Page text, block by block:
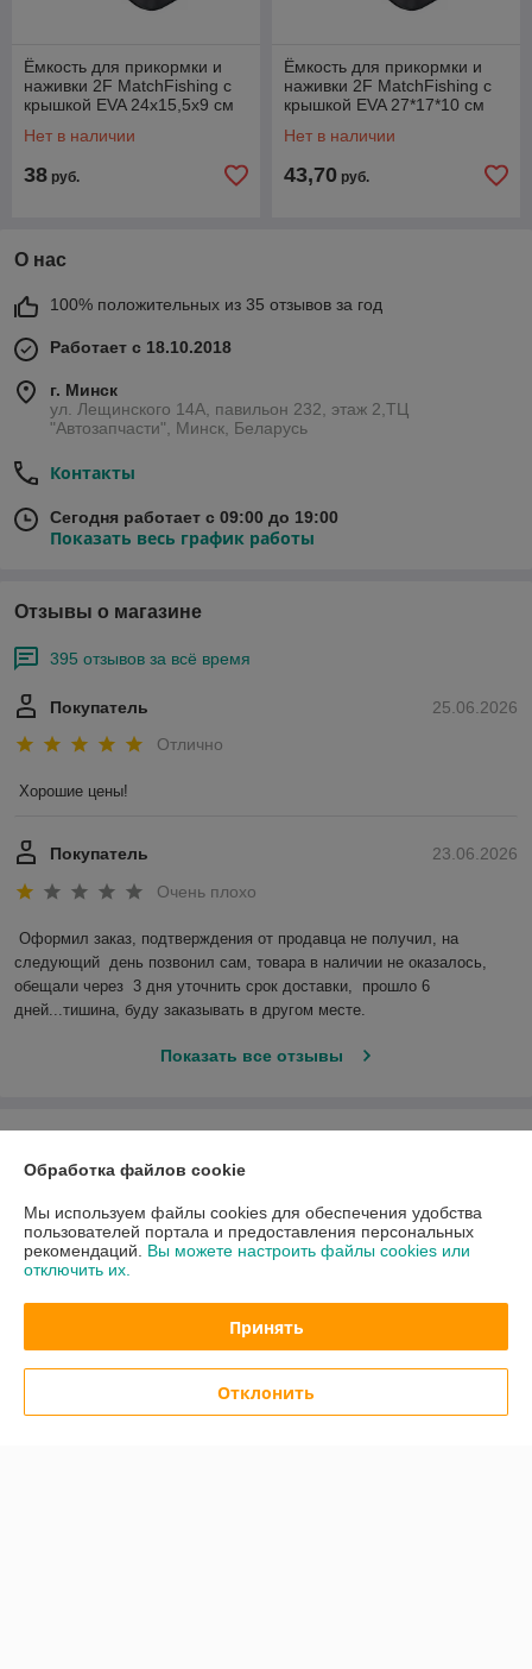
Ёмкость для прикормки и
наживки 2F MatchFishing с
крышкой EVA 24x15,5x9 см
Нет в наличии
38 руб.
Ёмкость для прикормки и
наживки 2F MatchFishing с
крышкой EVA 27*17*10 см
Нет в наличии
43,70 руб.
О нас
100% положительных из 35 отзывов за год
Работает с 18.10.2018
г. Минск
ул. Лещинского 14А, павильон 232, этаж 2,ТЦ
"Автозапчасти", Минск, Беларусь
Контакты
Сегодня работает с 09:00 до 19:00
Показать весь график работы
Отзывы о магазине
395 отзывов за всё время
25.06.2026
Покупатель
Отлично
Хорошие цены!
23.06.2026
Покупатель
Очень плохо
Оформил заказ, подтверждения от продавца не получил, на
следующий  день позвонил сам, товара в наличии не оказалось,
обещали через  3 дня уточнить срок доставки,  прошло 6
дней...тишина, буду заказывать в другом месте.
Показать все отзывы
О нас
Доставка и оплата
График работы
Политика обработки cookies
Обработка файлов cookie
Мы используем файлы cookies для обеспечения удобства
пользователей портала и предоставления персональных
рекомендаций. Вы можете настроить файлы cookies или
отключить их.
Принять
Отклонить